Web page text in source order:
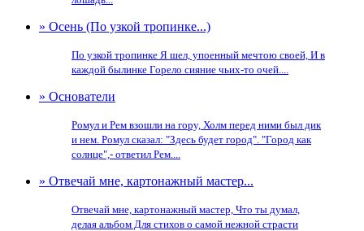
» Осень (По узкой тропинке...)
По узкой тропинке Я шел, упоенный мечтою своей, И в
каждой былинке Горело сияние чьих-то очей....
» Основатели
Ромул и Рем взошли на гору, Холм перед ними был дик
и нем. Ромул сказал: "Здесь будет город". "Город как
солнце",- ответил Рем....
» Отвечай мне, картонажный мастер...
Отвечай мне, картонажный мастер, Что ты думал,
делая альбом Для стихов о самой нежной страсти